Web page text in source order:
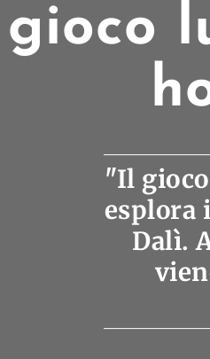
gioco
"Il
esplora
Dalì.